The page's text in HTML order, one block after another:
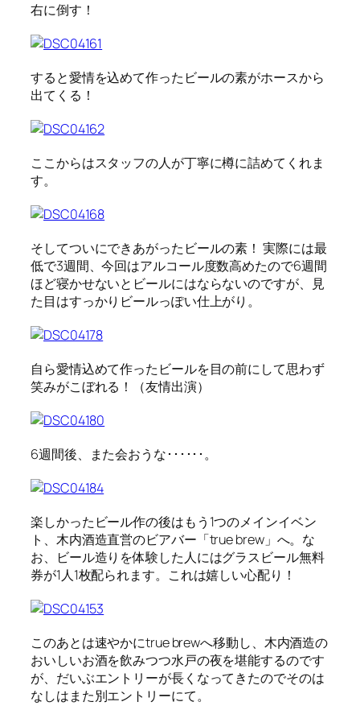
右に倒す！
すると愛情を込めて作ったビールの素がホースから
出てくる！
ここからはスタッフの人が丁寧に樽に詰めてくれま
す。
そしてついにできあがったビールの素！ 実際には最
低で3週間、今回はアルコール度数高めたので6週間
ほど寝かせないとビールにはならないのですが、見
た目はすっかりビールっぽい仕上がり。
自ら愛情込めて作ったビールを目の前にして思わず
笑みがこぼれる！（友情出演）
6週間後、また会おうな･･････。
楽しかったビール作の後はもう1つのメインイベン
ト、木内酒造直営のビアバー「true brew」へ。な
お、ビール造りを体験した人にはグラスビール無料
券が1人1枚配られます。これは嬉しい心配り！
このあとは速やかにtrue brewへ移動し、木内酒造の
おいしいお酒を飲みつつ水戸の夜を堪能するのです
が、だいぶエントリーが長くなってきたのでそのは
なしはまた別エントリーにて。